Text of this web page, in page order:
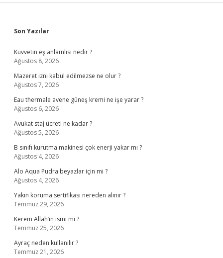
Sidebar
Son Yazılar
Kuvvetin eş anlamlısı nedir ?
Ağustos 8, 2026
Mazeret izni kabul edilmezse ne olur ?
Ağustos 7, 2026
Eau thermale avene güneş kremi ne işe yarar ?
Ağustos 6, 2026
Avukat staj ücreti ne kadar ?
Ağustos 5, 2026
B sınıfı kurutma makinesi çok enerji yakar mı ?
Ağustos 4, 2026
Alo Aqua Pudra beyazlar için mi ?
Ağustos 4, 2026
Yakın koruma sertifikası nereden alınır ?
Temmuz 29, 2026
Kerem Allah’ın ismi mi ?
Temmuz 25, 2026
Ayraç neden kullanılır ?
Temmuz 21, 2026